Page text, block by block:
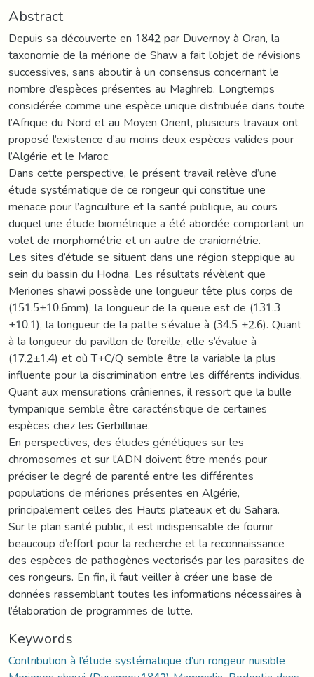
Abstract
Depuis sa découverte en 1842 par Duvernoy à Oran, la
taxonomie de la mérione de Shaw a fait l’objet de révisions
successives, sans aboutir à un consensus concernant le
nombre d’espèces présentes au Maghreb. Longtemps
considérée comme une espèce unique distribuée dans toute
l’Afrique du Nord et au Moyen Orient, plusieurs travaux ont
proposé l’existence d’au moins deux espèces valides pour
l’Algérie et le Maroc.
Dans cette perspective, le présent travail relève d’une
étude systématique de ce rongeur qui constitue une
menace pour l’agriculture et la santé publique, au cours
duquel une étude biométrique a été abordée comportant un
volet de morphométrie et un autre de craniométrie.
Les sites d’étude se situent dans une région steppique au
sein du bassin du Hodna. Les résultats révèlent que
Meriones shawi possède une longueur tête plus corps de
(151.5±10.6mm), la longueur de la queue est de (131.3
±10.1), la longueur de la patte s’évalue à (34.5 ±2.6). Quant
à la longueur du pavillon de l’oreille, elle s’évalue à
(17.2±1.4) et où T+C/Q semble être la variable la plus
influente pour la discrimination entre les différents individus.
Quant aux mensurations crâniennes, il ressort que la bulle
tympanique semble être caractéristique de certaines
espèces chez les Gerbillinae.
En perspectives, des études génétiques sur les
chromosomes et sur l’ADN doivent être menés pour
préciser le degré de parenté entre les différentes
populations de mériones présentes en Algérie,
principalement celles des Hauts plateaux et du Sahara.
Sur le plan santé public, il est indispensable de fournir
beaucoup d’effort pour la recherche et la reconnaissance
des espèces de pathogènes vectorisés par les parasites de
ces rongeurs. En fin, il faut veiller à créer une base de
données rassemblant toutes les informations nécessaires à
l’élaboration de programmes de lutte.
Keywords
Contribution à l’étude systématique d’un rongeur nuisible